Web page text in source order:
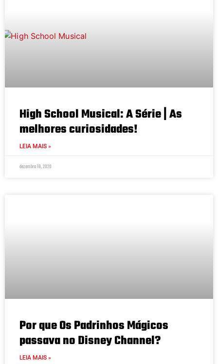
High School Musical: A Série | As
melhores curiosidades!
LEIA MAIS »
dezembro 18, 2020
Por que Os Padrinhos Mágicos
passava no Disney Channel?
LEIA MAIS »